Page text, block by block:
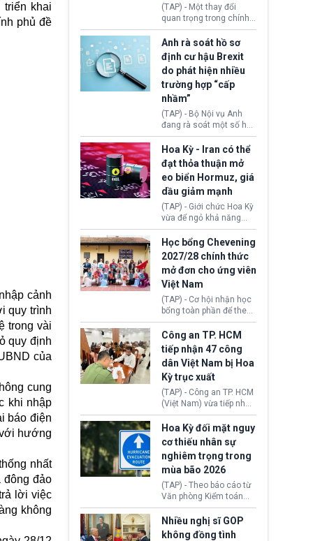
khai
phủ đề
cảnh
quy trình
trong vài
quy định
của
cung
khi nhập
báo điện
hướng
nhất
đông đảo
lời việc
không
(TAP) - Một thay đổi
quan trọng trong chính
sách nhập cư của New
Zealand đang mở ra
thêm cơ hội cho nhiều
người muốn định cư. Từ
nay, người mắc viêm
gan B hoặc viêm gan C
sẽ không còn bị mặc
định không đáp ứng tiêu
chuẩn sức khỏe chỉ vì
chi phí điều trị khi nộp hồ
Anh rà soát hồ sơ
định cư hậu Brexit
do phát hiện nhiều
trường hợp “cấp
nhầm”
(TAP) - Bộ Nội vụ Anh
đang rà soát một số hồ
sơ thuộc Chương trình
Định cư EU (EU
Settlement Scheme -
EUSS) sau khi xác định
có trường hợp được cấp
quy chế cư trú hậu
Brexit “do nhầm lẫn”.
Động thái này làm dấy
lên lo ngại về việc thực
thi Thỏa thuận Rút khỏi
Liên minh châu Âu
(Withdrawal
Agreement).
Hoa Kỳ - Iran có thể
đạt thỏa thuận mở
eo biển Hormuz, giá
dầu giảm mạnh
(TAP) - Giới chức Hoa Kỳ
vừa để ngỏ khả năng
sớm đạt thỏa thuận với
Iran nhằm mở lại eo biển
Hormuz, mở đường cho
việc khôi phục hoạt
động hàng hải. Những
tín hiệu ngoại giao tích
cực này lập tức tác động
đến thị trường năng
lượng, kéo giá dầu thế
giới lùi sâu xuống dưới
mức 80 USD/thùng.
Học bổng Chevening
2027/28 chính thức
mở đơn cho ứng viên
Việt Nam
(TAP) - Cơ hội nhận học
bổng toàn phần để theo
học chương trình thạc sĩ
tại Vương quốc Anh đã
chính thức quay trở lại.
Học bổng Chevening
2027/28 của Chính phủ
Anh vừa mở cổng ứng
tuyển dành riêng ứng
viên Việt Nam, hỗ trợ
toàn bộ chi phí học tập
cùng nhiều quyền lợi
trong suốt một năm
học.
Công an TP. HCM
tiếp nhận 47 công
dân Việt Nam bị Hoa
Kỳ trục xuất
(TAP) - Công an TP. HCM
(Việt Nam) vừa tiếp nhận
47 công dân Việt Nam bị
Hoa Kỳ trục xuất về
nước. Đây là đợt có số
lượng lớn nhất từ đầu
năm 2026 đến nay, phản
ánh xu hướng gia tăng
các trường hợp trục
xuất.
Hoa Kỳ đối mặt nguy
cơ thiếu nhân sự
nghiêm trọng trong
mùa bão 2026
(TAP) - Theo báo cáo từ
Văn phòng Kiểm toán
Chính phủ (GAO), Cơ
quan Quản lý Khẩn cấp
Liên bang (FEMA) thuộc
Nhiều nghị sĩ GOP
không đồng tình